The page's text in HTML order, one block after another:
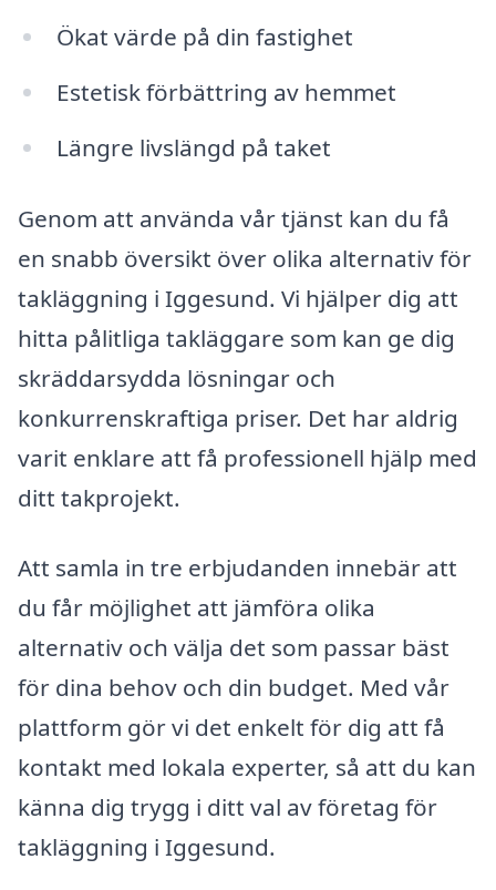
Ökat värde på din fastighet
Estetisk förbättring av hemmet
Längre livslängd på taket
Genom att använda vår tjänst kan du få
en snabb översikt över olika alternativ för
takläggning i Iggesund. Vi hjälper dig att
hitta pålitliga takläggare som kan ge dig
skräddarsydda lösningar och
konkurrenskraftiga priser. Det har aldrig
varit enklare att få professionell hjälp med
ditt takprojekt.
Att samla in tre erbjudanden innebär att
du får möjlighet att jämföra olika
alternativ och välja det som passar bäst
för dina behov och din budget. Med vår
plattform gör vi det enkelt för dig att få
kontakt med lokala experter, så att du kan
känna dig trygg i ditt val av företag för
takläggning i Iggesund.